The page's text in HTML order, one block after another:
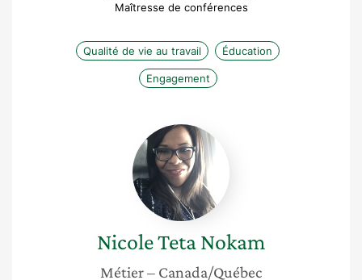
Maîtresse de conférences
Qualité de vie au travail Éducation
Engagement
Nicole
Teta
Nokam
NicoleTeta Nokam
Métier– Canada/Québec